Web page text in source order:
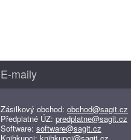
E-maily
Zásilkový obchod: obchod@sagit.cz
Předplatné ÚZ: predplatne@sagit.cz
Software: software@sagit.cz